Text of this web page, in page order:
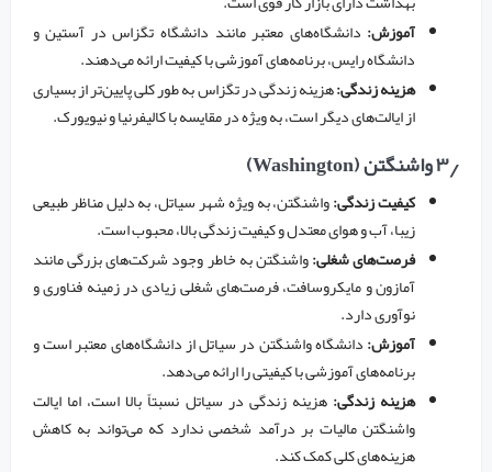
آموزش: دانشگاه‌های معتبر مانند دانشگاه تگزاس در آستین و
دانشگاه رایس، برنامه‌های آموزشی با کیفیت ارائه می‌دهند.
هزینه زندگی:هزینه زندگی در تگزاس به طور کلی پایین‌تر از بسیاری
از ایالت‌های دیگر است، به ویژه در مقایسه با کالیفرنیا و نیویورک.
۳٫ واشنگتن (Washington)
کیفیت زندگی:واشنگتن، به ویژه شهر سیاتل، به دلیل مناظر طبیعی
زیبا، آب و هوای معتدل و کیفیت زندگی بالا، محبوب است.
فرصت‌های شغلی:واشنگتن به خاطر وجود شرکت‌های بزرگی مانند
آمازون و مایکروسافت، فرصت‌های شغلی زیادی در زمینه فناوری و
نوآوری دارد.
آموزش:دانشگاه واشنگتن در سیاتل از دانشگاه‌های معتبر است و
برنامه‌های آموزشی با کیفیتی را ارائه می‌دهد.
هزینه زندگی: هزینه زندگی در سیاتل نسبتاً بالا است، اما ایالت
واشنگتن مالیات بر درآمد شخصی ندارد که می‌تواند به کاهش
هزینه‌های کلی کمک کند.